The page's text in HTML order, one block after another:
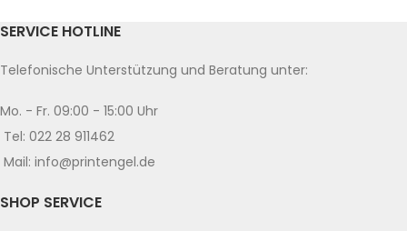
SERVICE HOTLINE
Telefonische Unterstützung und Beratung unter:
Mo. - Fr. 09:00 - 15:00 Uhr
Tel: 022 28 911462
Mail: info@printengel.de
SHOP SERVICE